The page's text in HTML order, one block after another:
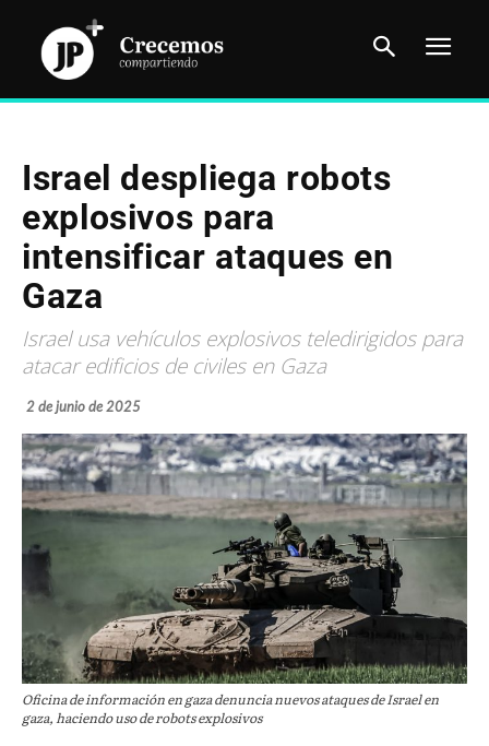
Israel despliega robots
explosivos para
intensificar ataques en
Gaza
Israel usa vehículos explosivos teledirigidos para
atacar edificios de civiles en Gaza
2 de junio de 2025
Oficina de información en gaza denuncia nuevos ataques de Israel en
gaza, haciendo uso de robots explosivos